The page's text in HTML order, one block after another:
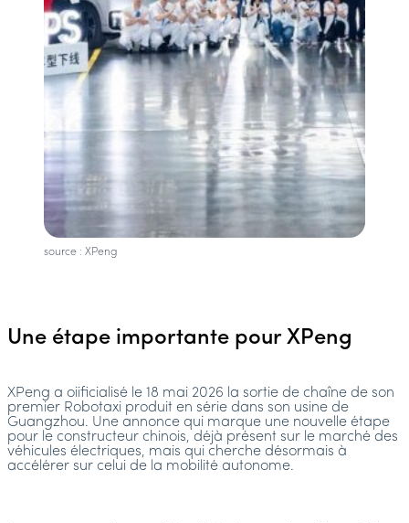
source : XPeng
Une étape importante pour XPeng
XPeng a oiificialisé le 18 mai 2026 la sortie de chaîne de son
premier Robotaxi produit en série dans son usine de
Guangzhou. Une annonce qui marque une nouvelle étape
pour le constructeur chinois, déjà présent sur le marché des
véhicules électriques, mais qui cherche désormais à
accélérer sur celui de la mobilité autonome.